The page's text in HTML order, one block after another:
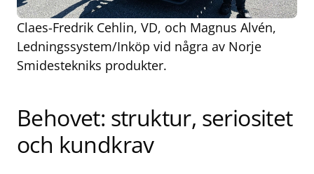
Claes-Fredrik Cehlin, VD, och Magnus Alvén,
Ledningssystem/Inköp vid några av Norje
Smidestekniks produkter.
Behovet: struktur, seriositet
och kundkrav